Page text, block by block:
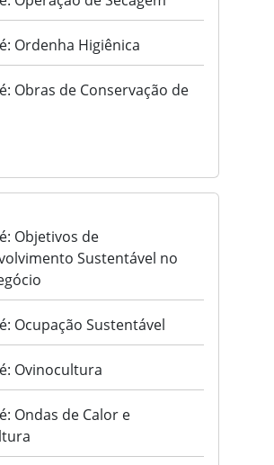
Ordenha Higiênica
Obras de Conservação de
Objetivos de
Sustentável no
Ocupação Sustentável
Ovinocultura
Ondas de Calor e